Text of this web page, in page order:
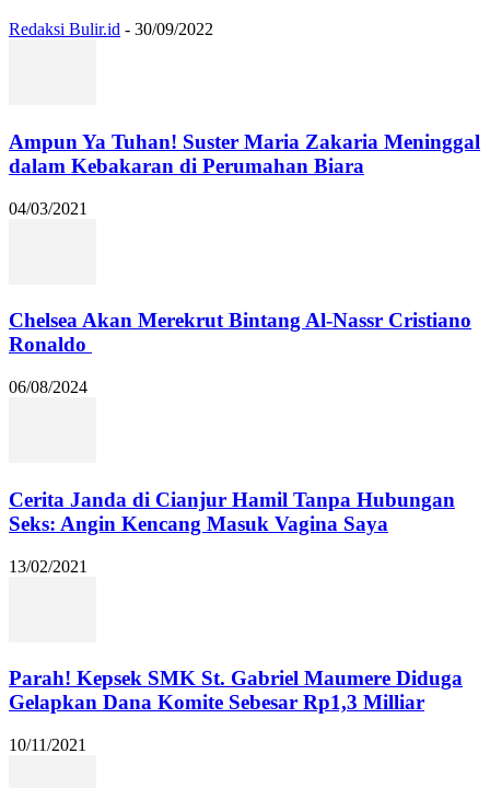
Redaksi Bulir.id - 30/09/2022
Ampun Ya Tuhan! Suster Maria Zakaria Meninggal
dalam Kebakaran di Perumahan Biara
04/03/2021
Chelsea Akan Merekrut Bintang Al-Nassr Cristiano
Ronaldo
06/08/2024
Cerita Janda di Cianjur Hamil Tanpa Hubungan
Seks: Angin Kencang Masuk Vagina Saya
13/02/2021
Parah! Kepsek SMK St. Gabriel Maumere Diduga
Gelapkan Dana Komite Sebesar Rp1,3 Milliar
10/11/2021